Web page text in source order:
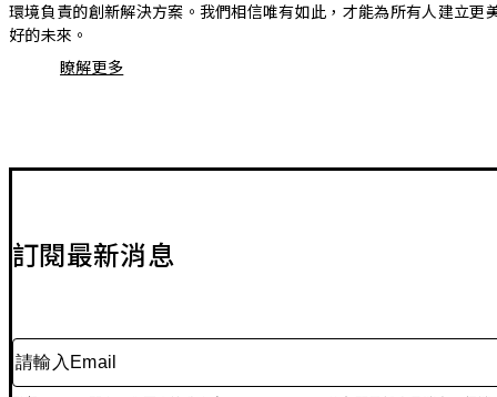
環境負責的創新解決方案。我們相信唯有如此，才能為所有人建立更
好的未來。
瞭解更多
訂閱最新消息
請輸入Email